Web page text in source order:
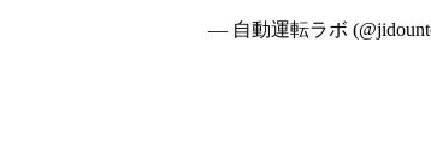
— 自動運転ラボ